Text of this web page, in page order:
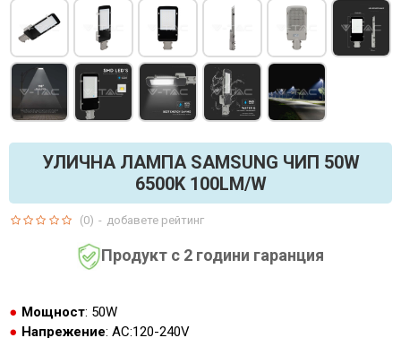
УЛИЧНА ЛАМПА SAMSUNG ЧИП 50W
6500K 100LM/W
Продукт с 2 години гаранция
Мощност: 50W
Напрежение: AC:120-240V
(0) - добавете рейтинг